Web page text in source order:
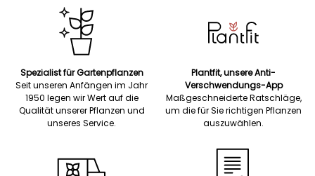
Spezialist für Gartenpflanzen
Seit unseren Anfängen im Jahr
1950 legen wir Wert auf die
Qualität unserer Pflanzen und
unseres Service.
Plantfit, unsere Anti-
Verschwendungs-App
Maßgeschneiderte Ratschläge,
um die für Sie richtigen Pflanzen
auszuwählen.